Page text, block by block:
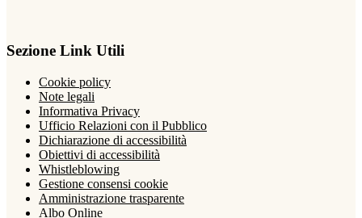
Sezione Link Utili
Cookie policy
Note legali
Informativa Privacy
Ufficio Relazioni con il Pubblico
Dichiarazione di accessibilità
Obiettivi di accessibilità
Whistleblowing
Gestione consensi cookie
Amministrazione trasparente
Albo Online